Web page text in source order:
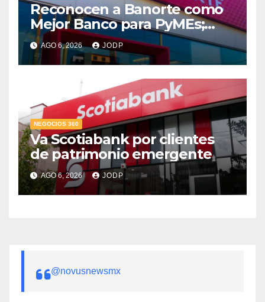
Reconocen a Banorte como
Mejor Banco para PyMEs;
supera 14% del mercado
crediticio
AGO 6, 2026 JODP
NEGOCIOS 360
Va Scotiabank por clientes
de patrimonio emergente
AGO 6, 2026 JODP
@novusnewsmx